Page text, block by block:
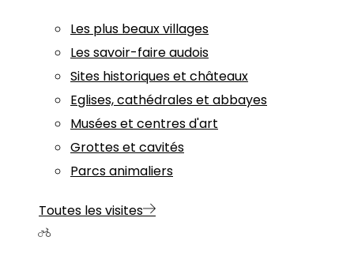
Les plus beaux villages
Les savoir-faire audois
Sites historiques et châteaux
Eglises, cathédrales et abbayes
Musées et centres d'art
Grottes et cavités
Parcs animaliers
Toutes les visites